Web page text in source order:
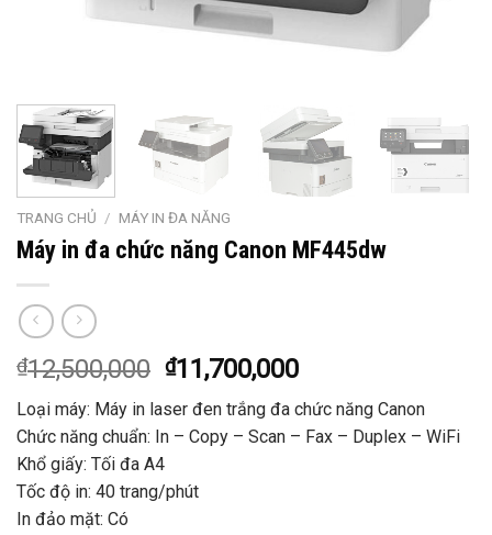
TRANG CHỦ / MÁY IN ĐA NĂNG
Máy in đa chức năng Canon MF445dw
₫12,500,000 ₫11,700,000
Loại máy: Máy in laser đen trắng đa chức năng Canon
Chức năng chuẩn: In – Copy – Scan – Fax – Duplex – WiFi
Khổ giấy: Tối đa A4
Tốc độ in: 40 trang/phút
In đảo mặt: Có